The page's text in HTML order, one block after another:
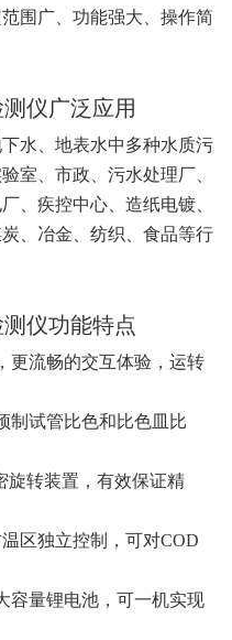
围广、功能强大、操作简
仪广泛应用
水、地表水中多种水质污
室、市政、污水处理厂、
、疾控中心、造纸电镀、
、冶金、纺织、食品等行
仪功能特点
更流畅的交互体验，运转
制试管比色和比色皿比
旋转装置，有效保证精
区独立控制，可对COD
容量锂电池，可一机实现